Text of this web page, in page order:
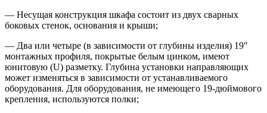
— Несущая конструкция шкафа состоит из двух сварных
боковых стенок, основания и крыши;
— Два или четыре (в зависимости от глубины изделия) 19″
монтажных профиля, покрытые белым цинком, имеют
юнитовую (U) разметку. Глубина установки направляющих
может изменяться в зависимости от устанавливаемого
оборудования. Для оборудования, не имеющего 19-дюймового
крепления, используются полки;